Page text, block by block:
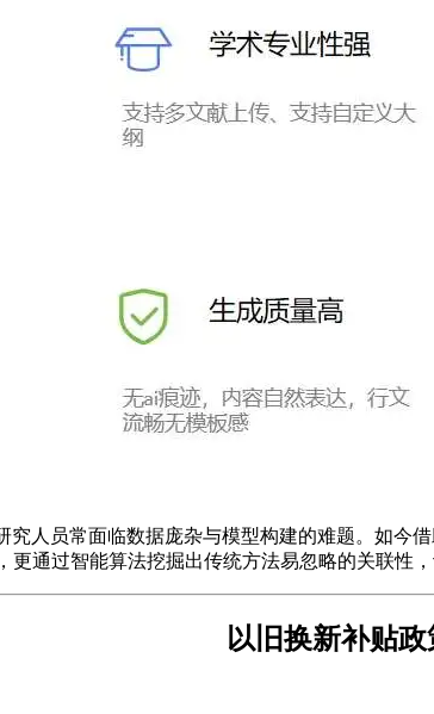
究人员常面临数据庞杂与模型构建的难题。如
通过智能算法挖掘出传统方法易忽略的关联性
以旧换新补贴